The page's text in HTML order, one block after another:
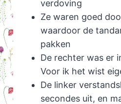
verdoving
Ze waren goed
waardoor de
pakken
De rechter was er
Voor ik het wist
De linker
secondes uit, en